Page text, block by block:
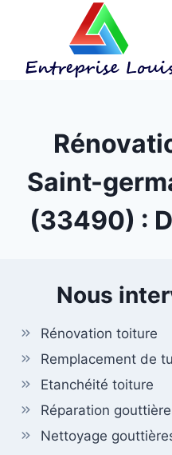
Saint-
(33490) :
Nous
Rénovation toiture
Remplacement de
Etanchéité toiture
Réparation
Nettoyage